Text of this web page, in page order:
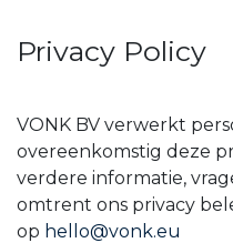
Privacy Policy
VONK BV verwerkt
overeenkomstig deze
verdere informatie,
omtrent ons privacy
op hello@vonk.eu